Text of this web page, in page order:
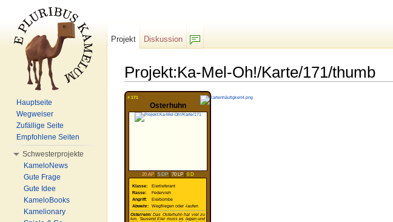
Projekt:Ka-Mel-Oh!/Karte/171/thumb
# 171
Osterhuhn
20 AP| 5 DP| 70 LP| 0 D
Klasse:
Eierlieferant
Rasse:
Federvieh
Angriff:
Eierbombe
Abwehr:
Wegfliegen oder -laufen
Osterreim: Das Osterhuhn hat viel zu
tun. Tausend Eier muss es legen und
Projekt
Diskussion
Hauptseite
Wegweiser
Zufällige Seite
Empfohlene Seiten
Schwesterprojekte
KameloNews
Gute Frage
Gute Idee
KameloBooks
Kamelionary